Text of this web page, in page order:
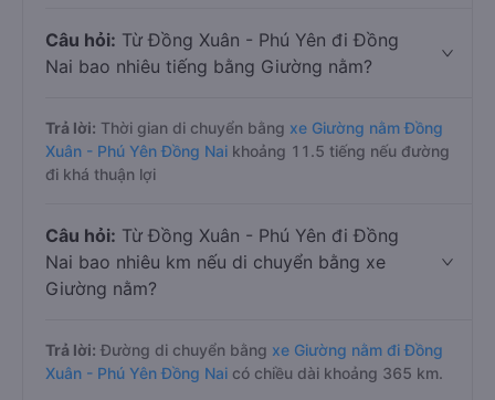
Câu hỏi: Từ Đồng Xuân - Phú Yên đi Đồng
Nai bao nhiêu tiếng bằng Giường nằm?
Trả lời: Thời gian di chuyển bằng xe Giường nằm Đồng
Xuân - Phú Yên Đồng Nai khoảng 11.5 tiếng nếu đường
đi khá thuận lợi
Câu hỏi: Từ Đồng Xuân - Phú Yên đi Đồng
Nai bao nhiêu km nếu di chuyển bằng xe
Giường nằm?
Trả lời: Đường di chuyển bằng xe Giường nằm đi Đồng
Xuân - Phú Yên Đồng Nai có chiều dài khoảng 365 km.